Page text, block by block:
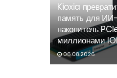
Kioxia
память для ИИ-
накопитель
миллионами
06.08.2026